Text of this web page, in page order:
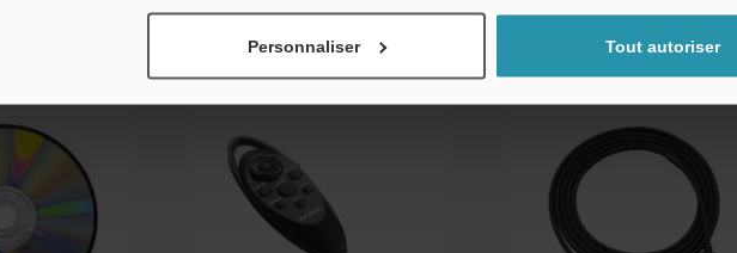
Personnaliser Tout autoriser